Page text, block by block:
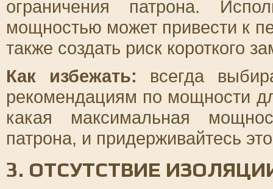
ограничения патрона.
мощностью может привести к
также создать риск короткого
Как избежать: всегда
рекомендациям по мощности
какая максимальная
патрона, и придерживайтесь
3. ОТСУТСТВИЕ